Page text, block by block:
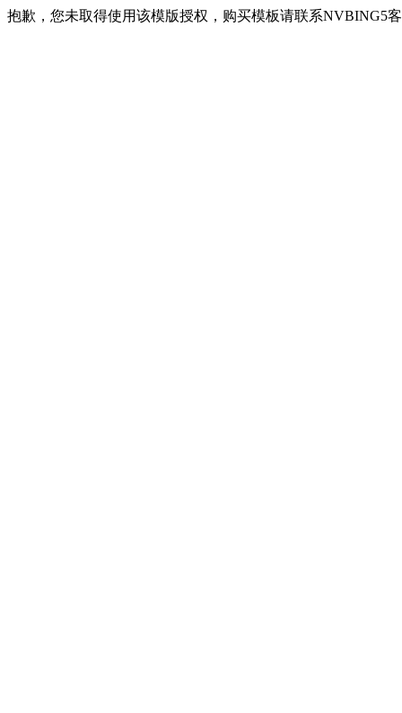
抱歉，您未取得使用该模版授权，购买模板请联系NVBING5客